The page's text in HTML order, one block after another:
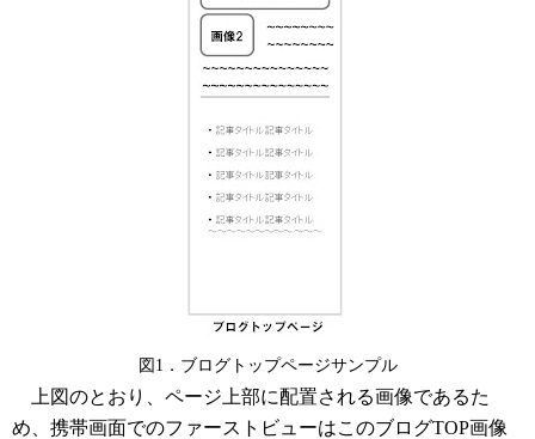
図1．ブログトップページサンプル
上図のとおり、ページ上部に配置される画像であるた
め、携帯画面でのファーストビューはこのブログTOP画像